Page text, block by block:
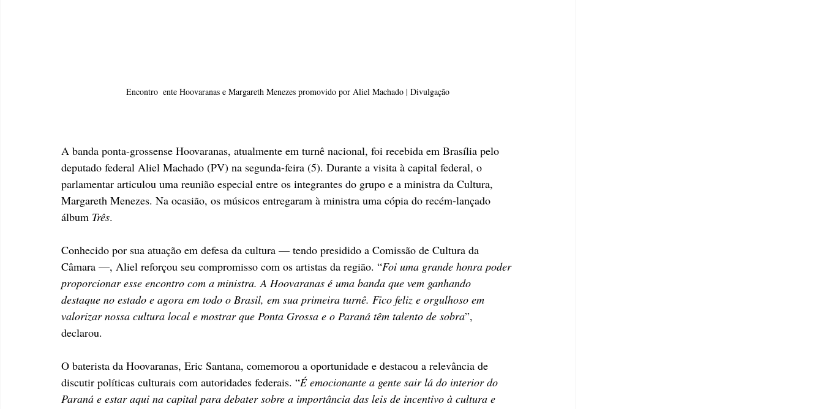
Encontro  ente Hoovaranas e Margareth Menezes promovido por Aliel Machado | Divulgação
A banda ponta-grossense Hoovaranas, atualmente em turnê nacional, foi recebida em Brasília pelo
deputado federal Aliel Machado (PV) na segunda-feira (5). Durante a visita à capital federal, o
parlamentar articulou uma reunião especial entre os integrantes do grupo e a ministra da Cultura,
Margareth Menezes. Na ocasião, os músicos entregaram à ministra uma cópia do recém-lançado
álbum Três.
Conhecido por sua atuação em defesa da cultura — tendo presidido a Comissão de Cultura da
Câmara —, Aliel reforçou seu compromisso com os artistas da região. “Foi uma grande honra poder
proporcionar esse encontro com a ministra. A Hoovaranas é uma banda que vem ganhando
destaque no estado e agora em todo o Brasil, em sua primeira turnê. Fico feliz e orgulhoso em
valorizar nossa cultura local e mostrar que Ponta Grossa e o Paraná têm talento de sobra”,
declarou.
O baterista da Hoovaranas, Eric Santana, comemorou a oportunidade e destacou a relevância de
discutir políticas culturais com autoridades federais. “É emocionante a gente sair lá do interior do
Paraná e estar aqui na capital para debater sobre a importância das leis de incentivo à cultura e